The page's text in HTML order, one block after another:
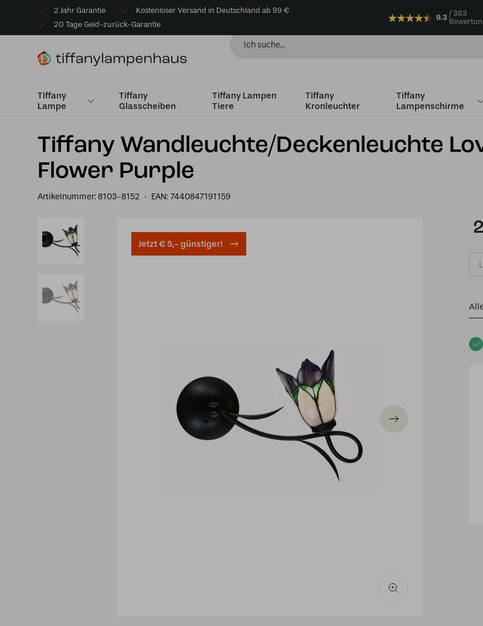
2 Jahr Garantie
Kostenloser Versand in Deutschland ab 99 €
20 Tage Geld-zurück-Garantie
9.3
383
Tiffany
Lampe
Tiffany
Glasscheiben
Tiffany Lampen
Tiere
Tiffany
Kronleuchter
Tiffany
Lampenschirme
Startseite Tiffany Wandleuchte Wandleuchte mit Wandhalterung Tiffany Wandleuchte/Deckenleuchte
Tiffany Wandleuchte/Deckenleuchte
Flower Purple
Artikelnummer: 8103-8152 EAN: 7440847191159
Jetzt € 5,- günstiger!